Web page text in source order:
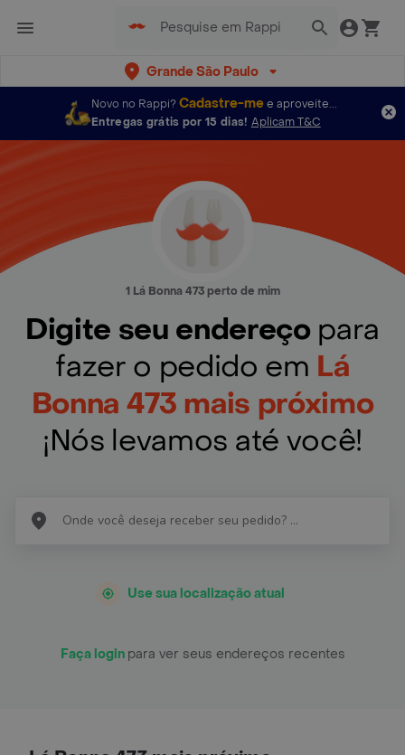
Grande São Paulo
Novo no Rappi? Cadastre-mee aproveite...
Entregas grátis por 15 dias! Aplicam T&C
1 Lá Bonna 473 perto de mim
Digite seu endereço para
fazer o pedido em Lá
Bonna 473 mais próximo
¡Nós levamos até você!
Use sua localização atual
Faça login para ver seus endereços recentes